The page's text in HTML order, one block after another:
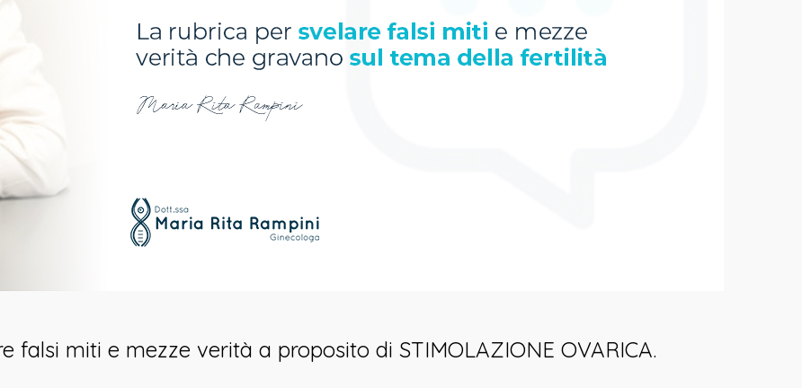
falsi miti e mezze verità a proposito di STIMOLAZIONE OVARICA.